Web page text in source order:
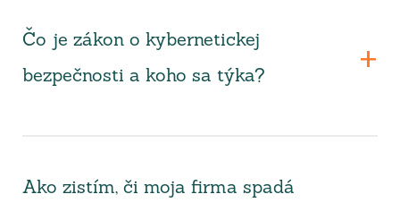
Čo je zákon o kybernetickej
bezpečnosti a koho sa týka?
Ako zistím, či moja firma spadá